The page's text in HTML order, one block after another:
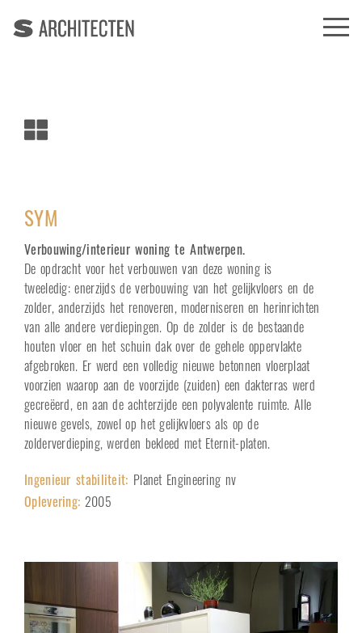
SYM
Verbouwing/interieur woning te Antwerpen.
De opdracht voor het verbouwen van deze woning is
tweeledig: enerzijds de verbouwing van het gelijkvloers en de
zolder, anderzijds het renoveren, moderniseren en herinrichten
van alle andere verdiepingen. Op de zolder is de bestaande
houten vloer en het schuin dak over de gehele oppervlakte
afgebroken. Er werd een volledig nieuwe betonnen vloerplaat
voorzien waarop aan de voorzijde (zuiden) een dakterras werd
gecreëerd, en aan de achterzijde een polyvalente ruimte. Alle
nieuwe gevels, zowel op het gelijkvloers als op de
zolderverdieping, werden bekleed met Eternit-platen.
Ingenieur stabiliteit: Planet Engineering nv
Oplevering: 2005